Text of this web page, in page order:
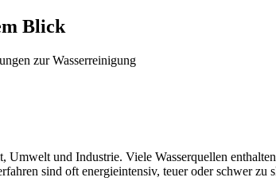
Blick
zur Wasserreinigung
Umwelt und Industrie. Viele Wasserquellen
sind oft energieintensiv, teuer oder schwer